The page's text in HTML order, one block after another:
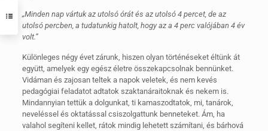
„Minden nap vártuk az utolsó órát és az utolsó 4 percet, de az
utolsó percben, a tudatunkig hatolt, hogy az a 4 perc valójában 4 év
volt.”
Különleges négy évet zárunk, hiszen olyan történéseket éltünk át
együtt, amelyek egy egész életre összekapcsolnak bennünket.
Vidáman és zajosan teltek a napok veletek, és nem kevés
pedagógiai feladatot adtatok szaktanáraitoknak és nekem is.
Mindannyian tettük a dolgunkat, ti kamaszodtatok, mi, tanárok,
neveléssel és oktatással csiszolgattunk benneteket. Ám, ha
valahol segíteni kellet, rátok mindig lehetett számítani, és bárhová